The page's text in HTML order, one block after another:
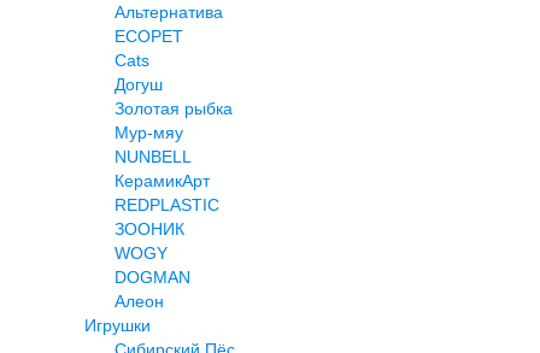
Альтернатива
ECOPET
Cats
Догуш
Золотая рыбка
Мур-мяу
NUNBELL
КерамикАрт
REDPLASTIC
ЗООНИК
WOGY
DOGMAN
Алеон
Игрушки